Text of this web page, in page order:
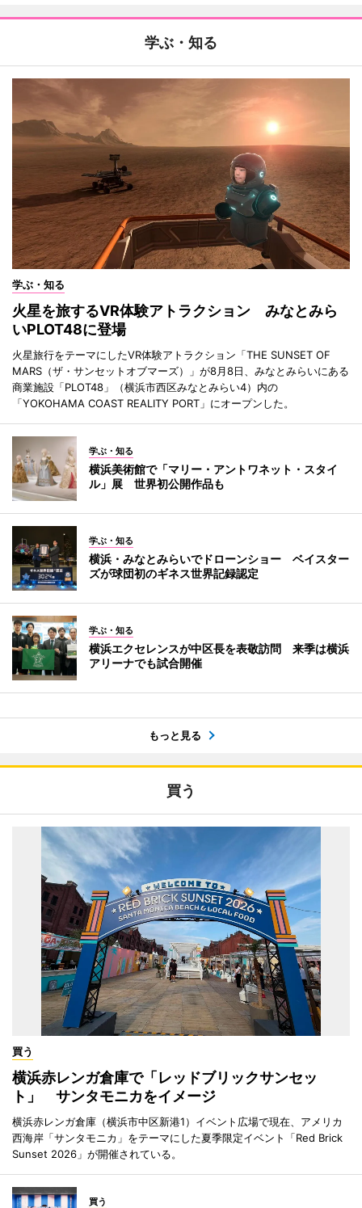
学ぶ・知る
学ぶ・知る
火星を旅するVR体験アトラクション みなとみら
いPLOT48に登場
火星旅行をテーマにしたVR体験アトラクション「THE SUNSET OF
MARS（ザ・サンセットオブマーズ）」が8月8日、みなとみらいにある
商業施設「PLOT48」（横浜市西区みなとみらい4）内の
「YOKOHAMA COAST REALITY PORT」にオープンした。
学ぶ・知る
横浜美術館で「マリー・アントワネット・スタイ
ル」展 世界初公開作品も
学ぶ・知る
横浜・みなとみらいでドローンショー ベイスター
ズが球団初のギネス世界記録認定
学ぶ・知る
横浜エクセレンスが中区長を表敬訪問 来季は横浜
アリーナでも試合開催
もっと見る
買う
買う
横浜赤レンガ倉庫で「レッドブリックサンセッ
ト」 サンタモニカをイメージ
横浜赤レンガ倉庫（横浜市中区新港1）イベント広場で現在、アメリカ
西海岸「サンタモニカ」をテーマにした夏季限定イベント「Red Brick
Sunset 2026」が開催されている。
買う